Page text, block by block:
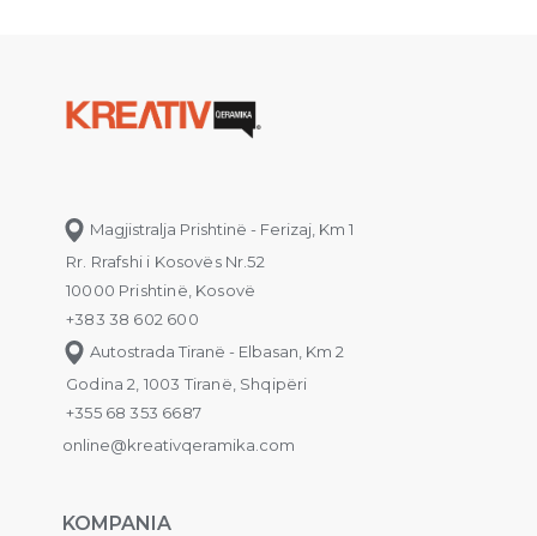
Magjistralja Prishtinë - Ferizaj, Km 1
Rr. Rrafshi i Kosovës Nr.52
10000 Prishtinë, Kosovë
+383 38 602 600
Autostrada Tiranë - Elbasan, Km 2
Godina 2, 1003 Tiranë, Shqipëri
+355 68 353 6687
online@kreativqeramika.com
KOMPANIA